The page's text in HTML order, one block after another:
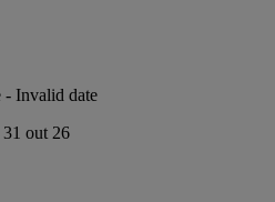
- Invalid date
31 out 26